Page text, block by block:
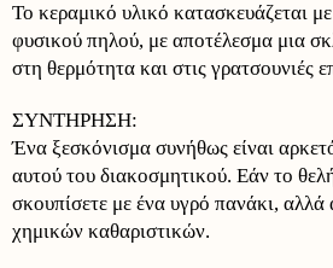
Το κεραμικό υλικό κατασκευάζεται
φυσικού πηλού, με αποτέλεσμα μια
στη θερμότητα και στις γρατσουνιές
ΣΥΝΤΗΡΗΣΗ:
Ένα ξεσκόνισμα συνήθως είναι
αυτού του διακοσμητικού. Εάν το
σκουπίσετε με ένα υγρό πανάκι,
χημικών καθαριστικών.